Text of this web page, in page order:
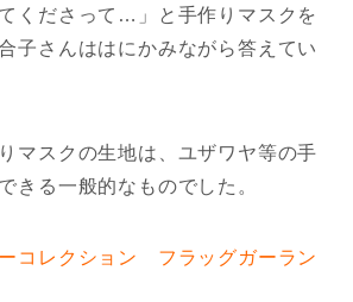
くださって…」と手作りマスクを
子さんははにかみながら答えてい
マスクの生地は、ユザワヤ等の手
きる一般的なものでした。
コレクション フラッグガーラン